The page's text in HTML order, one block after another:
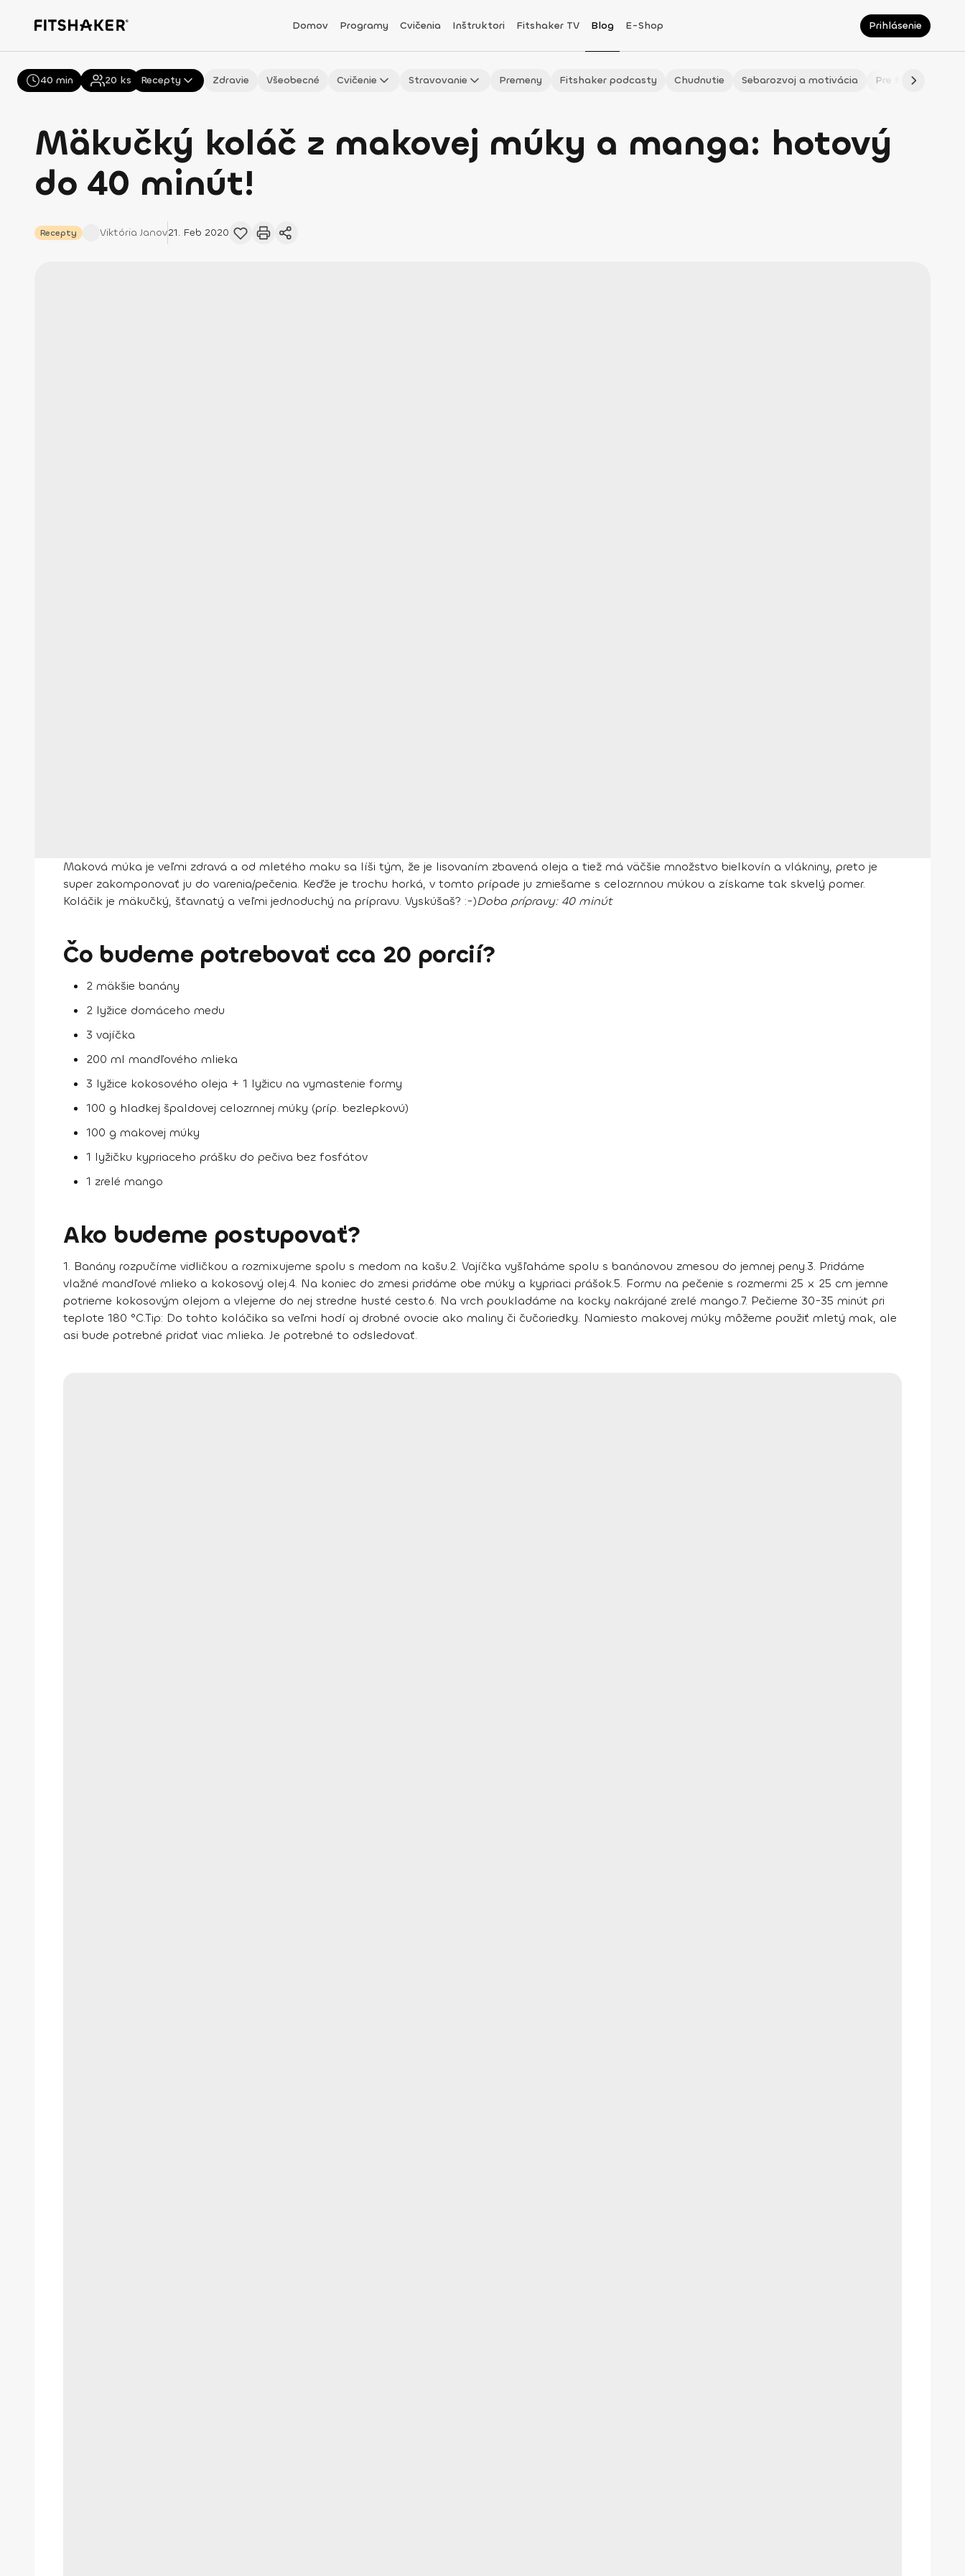
Domov Programy Cvičenia Inštruktori Fitshaker TV Blog E-Shop Prihlásenie
Všetky Recepty Zdravie Všeobecné Cvičenie Stravovanie Premeny Fitshaker podcasty Chudnutie Sebarozvoj a motivácia Pre fitmaminky
Mäkučký koláč z makovej múky a manga: hotový
do 40 minút!
Recepty Viktória Janov21. Feb 2020
40 min 20 ks
Maková múka je veľmi zdravá a od mletého maku sa líši tým, že je lisovaním zbavená oleja a tiež má väčšie množstvo bielkovín a vlákniny, preto je
super zakomponovať ju do varenia/pečenia. Keďže je trochu horká, v tomto prípade ju zmiešame s celozrnnou múkou a získame tak skvelý pomer.
Koláčik je mäkučký, šťavnatý a veľmi jednoduchý na prípravu. Vyskúšaš? :-)Doba prípravy: 40 minút
Čo budeme potrebovať cca 20 porcií?
2 mäkšie banány
2 lyžice domáceho medu
3 vajíčka
200 ml mandľového mlieka
3 lyžice kokosového oleja + 1 lyžicu na vymastenie formy
100 g hladkej špaldovej celozrnnej múky (príp. bezlepkovú)
100 g makovej múky
1 lyžičku kypriaceho prášku do pečiva bez fosfátov
1 zrelé mango
Ako budeme postupovať?
1. Banány rozpučíme vidličkou a rozmixujeme spolu s medom na kašu.2. Vajíčka vyšľaháme spolu s banánovou zmesou do jemnej peny.3. Pridáme
vlažné mandľové mlieko a kokosový olej.4. Na koniec do zmesi pridáme obe múky a kypriaci prášok.5. Formu na pečenie s rozmermi 25 x 25 cm jemne
potrieme kokosovým olejom a vlejeme do nej stredne husté cesto.6. Na vrch poukladáme na kocky nakrájané zrelé mango.7. Pečieme 30-35 minút pri
teplote 180 °C.Tip: Do tohto koláčika sa veľmi hodí aj drobné ovocie ako maliny či čučoriedky. Namiesto makovej múky môžeme použiť mletý mak, ale
asi bude potrebné pridať viac mlieka. Je potrebné to odsledovať.